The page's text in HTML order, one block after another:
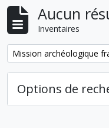
Aucun
Inventaires
Remove filter:
Options de